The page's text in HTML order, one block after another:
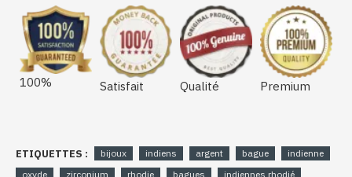
100% Satisfait Qualité Premium
ETIQUETTES : bijoux indiens argent bague
indienne
oxyde
zirconium rhodie bagues indiennes rhodié